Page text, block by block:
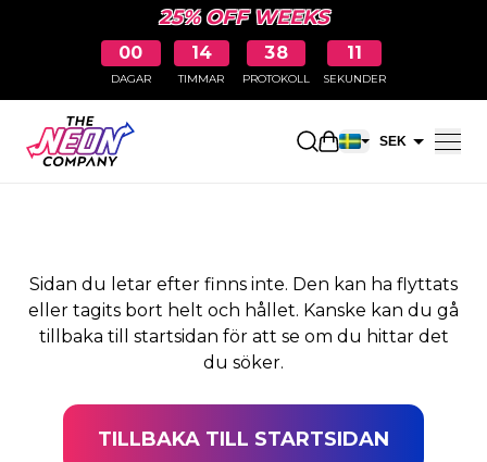
25% OFF WEEKS
00
DAGAR
14
TIMMAR
38
PROTOKOLL
10
SEKUNDER
ÖppnaSEK
SIDAN HITTADES INTE
Sidan du letar efter finns inte. Den kan ha flyttats
eller tagits bort helt och hållet. Kanske kan du gå
tillbaka till startsidan för att se om du hittar det
du söker.
TILLBAKA TILL STARTSIDAN